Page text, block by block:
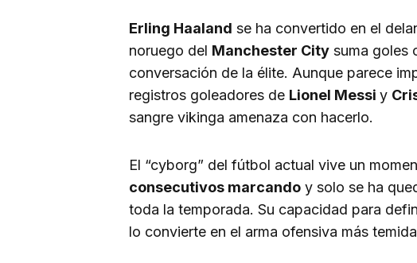
Erling Haaland se ha convertido en el
noruego del Manchester City suma goles
conversación de la élite. Aunque parece
registros goleadores de Lionel Messi y
sangre vikinga amenaza con hacerlo.
El “cyborg” del fútbol actual vive un
consecutivos marcando y solo se ha
toda la temporada. Su capacidad para
lo convierte en el arma ofensiva más